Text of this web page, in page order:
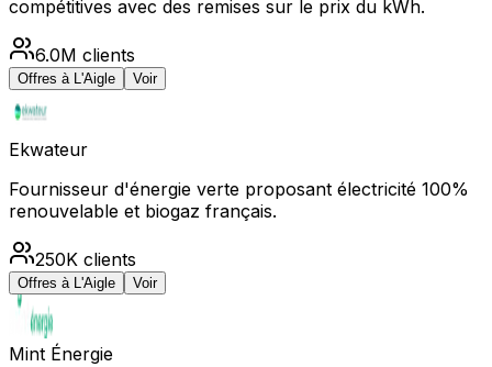
compétitives avec des remises sur le prix du kWh.
6.0M clients
Offres à L'Aigle Voir
Ekwateur
Fournisseur d'énergie verte proposant électricité 100%
renouvelable et biogaz français.
250K clients
Offres à L'Aigle Voir
Mint Énergie